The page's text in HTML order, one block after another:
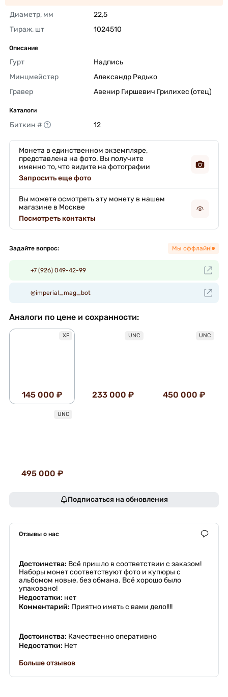
Диаметр, мм
22,5
Тираж, шт
1024510
Описание
Гурт
Надпись
Минцмейстер
Александр Редько
Гравер
Авенир Гиршевич Грилихес (отец)
Каталоги
Биткин # 12
Монета в единственном экземпляре,
представлена на фото. Вы получите
именно то, что видите на фотографии
Запросить еще фото
Вы можете осмотреть эту монету в нашем
магазине в Москве
Посмотреть контакты
Задайте вопрос: Мы оффлайн!
+7 (926) 049-42-99
@imperial_mag_bot
Аналоги по цене и сохранности:
XF
145 000 ₽
UNC
233 000 ₽
UNC
450 000 ₽
UNC
495 000 ₽
Подписаться на обновления
Отзывы о нас
Достоинства: Всё пришло в соответствии с заказом!
Наборы монет соответствуют фото и купюры с
альбомом новые, без обмана. Всё хорошо было
упаковано!
Недостатки: нет
Комментарий: Приятно иметь с вами дело!!!!
Достоинства: Качественно оперативно
Недостатки: Нет
Больше отзывов